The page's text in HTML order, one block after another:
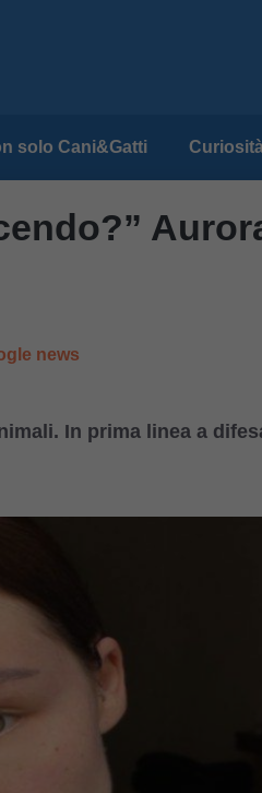
solo Cani&Gatti
news
In prima linea a